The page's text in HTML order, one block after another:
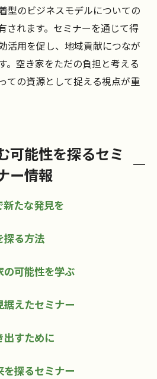
型のビジネスモデルについての
されます。セミナーを通じて得
活用を促し、地域貢献につなが
。空き家をただの負担と考える
ての資源として捉える視点が重
可能性を探るセミ
ー情報
たな発見を
探る方法
の可能性を学ぶ
えたセミナー
出すために
探るセミナー